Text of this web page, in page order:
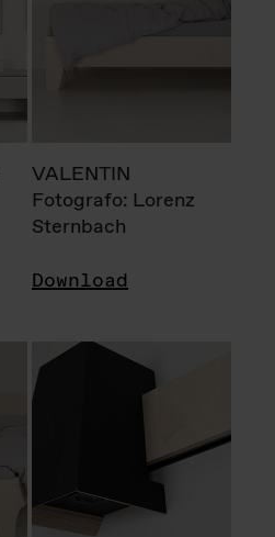
VALENTIN
Fotografo: Lorenz
Sternbach
Download